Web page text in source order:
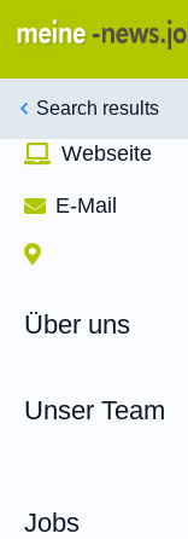
Search results
Webseite
E-Mail
Über uns
Unser Team
Jobs